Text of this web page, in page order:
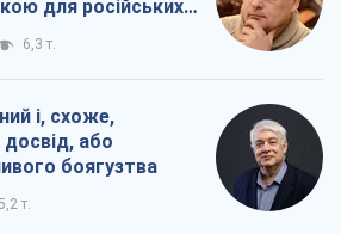
для російських
6,3 т.
і, схоже,
або
боягузтва
5,2 т.